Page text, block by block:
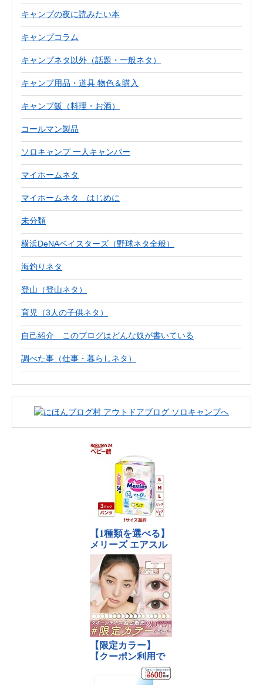
キャンプの夜に読みたい本
キャンプコラム
キャンプネタ以外（話題・一般ネタ）
キャンプ用品・道具 物色＆購入
キャンプ飯（料理・お酒）
コールマン製品
ソロキャンプ 一人キャンパー
マイホームネタ
マイホームネタ はじめに
未分類
横浜DeNAベイスターズ（野球ネタ全般）
海釣りネタ
登山（登山ネタ）
育児（3人の子供ネタ）
自己紹介 このブログはどんな奴が書いている
調べた事（仕事・暮らしネタ）